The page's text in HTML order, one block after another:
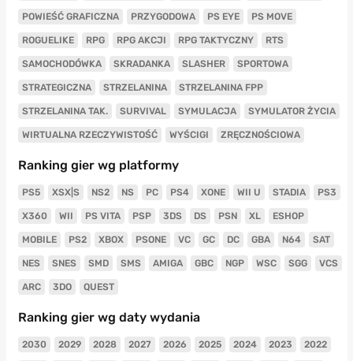
POWIEŚĆ GRAFICZNA PRZYGODOWA PS EYE PS MOVE
ROGUELIKE RPG RPG AKCJI RPG TAKTYCZNY RTS
SAMOCHODÓWKA SKRADANKA SLASHER SPORTOWA
STRATEGICZNA STRZELANINA STRZELANINA FPP
STRZELANINA TAK. SURVIVAL SYMULACJA SYMULATOR ŻYCIA
WIRTUALNA RZECZYWISTOŚĆ WYŚCIGI ZRĘCZNOŚCIOWA
Ranking gier wg platformy
PS5 XSX|S NS2 NS PC PS4 XONE WII U STADIA PS3
X360 WII PS VITA PSP 3DS DS PSN XL ESHOP
MOBILE PS2 XBOX PSONE VC GC DC GBA N64 SAT
NES SNES SMD SMS AMIGA GBC NGP WSC SGG VCS
ARC 3DO QUEST
Ranking gier wg daty wydania
2030 2029 2028 2027 2026 2025 2024 2023 2022